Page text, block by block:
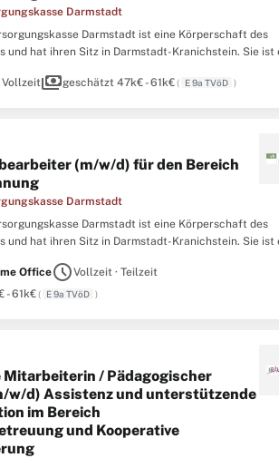
Darmstadt
Darmstadt ist eine Körperschaft des
und hat ihren Sitz in Darmstadt-Kranichstein. Sie ist
suchen ab dem 1. Januar 2027 einen
Vollzeitpaymentsgeschätzt 47k€ - 61k€( E 9a TVöD )
(m/w/d) für den Bereich
Darmstadt
Darmstadt ist eine Körperschaft des
und hat ihren Sitz in Darmstadt-Kranichstein. Sie ist
Wir suchen ab dem 1. Januar 2027 einen
OfficescheduleVollzeit · Teilzeit
- 61k€( E 9a TVöD )
Mitarbeiterin / Pädagogischer
w/d) Assistenz und unterstützende
im Bereich
und Kooperative